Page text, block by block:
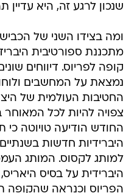
שנכון לרגע זה, היא עדיין
ומה בצידו השני של
מתכננת ספורטיבית
קופה לפריוס. דיווחים
נמצאת על המחשבים
החטיבות העולמית של
החודש הודיעה טויוטה כי
היברידיות חדשות
למותג לקסוס. המותג
היברידית על בסיס
הפריוס וכנראה שהקופה